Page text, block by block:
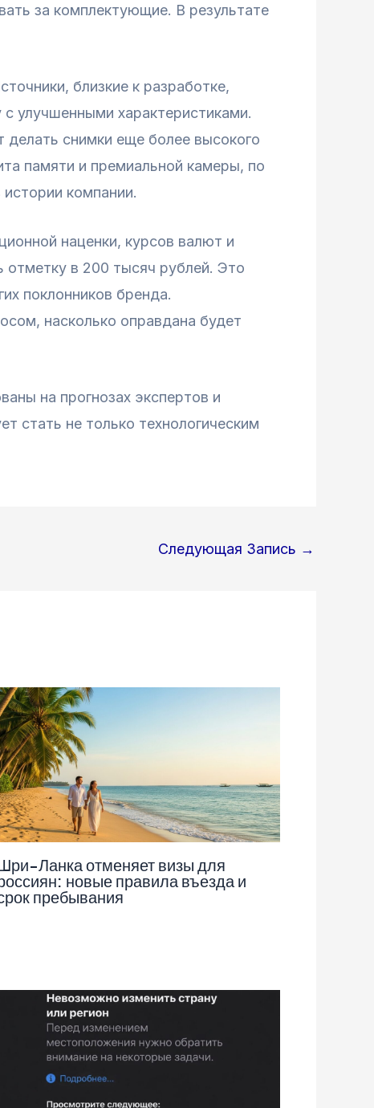
за комплектующие. В результате
близкие к разработке,
улучшенными характеристиками.
снимки еще более высокого
памяти и премиальной камеры, по
компании.
наценки, курсов валют и
отметку в 200 тысяч рублей. Это
поклонников бренда.
насколько оправдана будет
на прогнозах экспертов и
стать не только технологическим
Следующая Запись →
Ланка отменяет визы для
новые правила въезда и
пребывания